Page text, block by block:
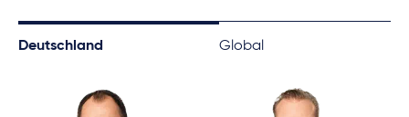
Deutschland Global